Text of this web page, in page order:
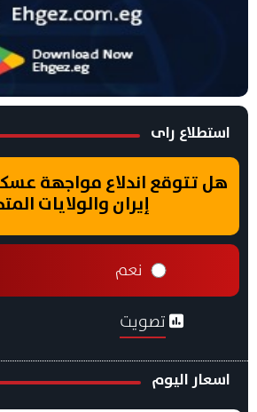
استطلاع راى
هل تتوقع اندلاع مواجهة
إيران والولايات
نعم
تصويت
اسعار اليوم